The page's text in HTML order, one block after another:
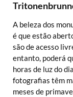
A beleza dos
é que estão
são de acesso
entanto, poderá
horas de luz do
fotografias têm
meses de